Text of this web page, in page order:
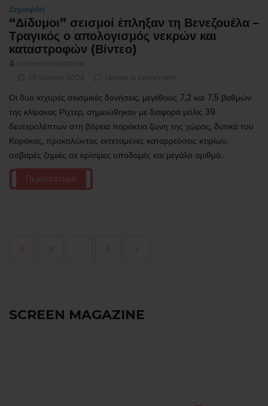
Δημοφιλή
“Δίδυμοι” σεισμοί έπληξαν τη Βενεζουέλα –
Τραγικός ο απολογισμός νεκρών και
καταστροφών (Βίντεο)
Οι δύο ισχυρές σεισμικές δονήσεις, μεγέθους 7,2 και 7,5 βαθμών
της κλίμακας Ρίχτερ, σημειώθηκαν με διαφορά μόλις 39
δευτερολέπτων στη βόρεια παράκτια ζώνη της χώρας, δυτικά του
Καράκας, προκαλώντας εκτεταμένες καταρρεύσεις κτιρίων,
σοβαρές ζημιές σε κρίσιμες υποδομές και μεγάλο αριθμό...
Περισσότερα
άρθρων
Page
1
SCREEN MAGAZINE